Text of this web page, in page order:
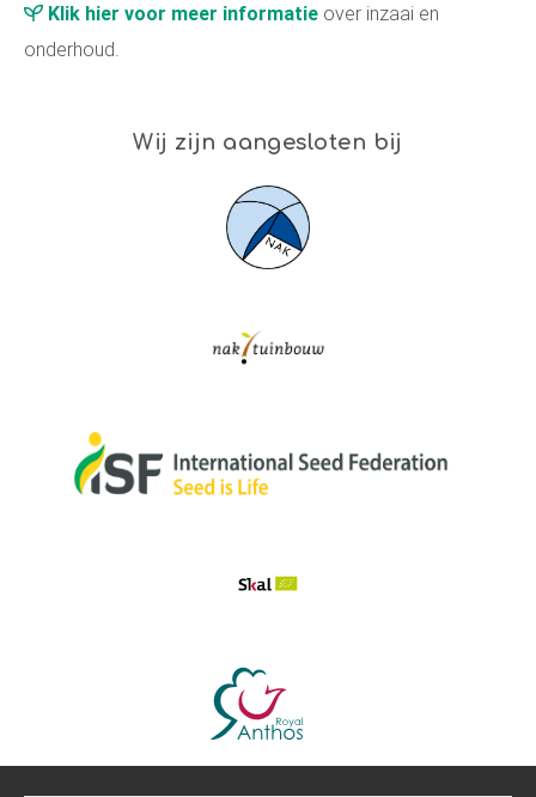
Klik hier voor meer informatie over inzaai en
onderhoud.
Wij zijn aangesloten bij